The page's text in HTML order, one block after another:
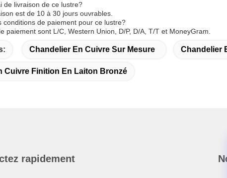
de livraison de ce lustre?
est de 10 à 30 jours ouvrables.
conditions de paiement pour ce lustre?
paiement sont L/C, Western Union, D/P, D/A, T/T et MoneyGram.
Chandelier En Cuivre Sur Mesure Chandelier
Cuivre Finition En Laiton Bronzé
rapidement